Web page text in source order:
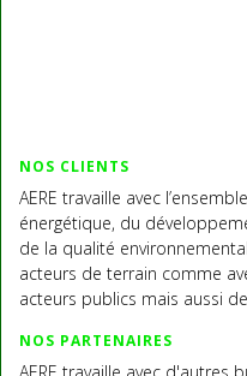
NOS CLIENTS
AERE travaille avec
énergétique, du
de la qualité
acteurs de terrain comme
acteurs publics mais aussi
NOS PARTENAIRES